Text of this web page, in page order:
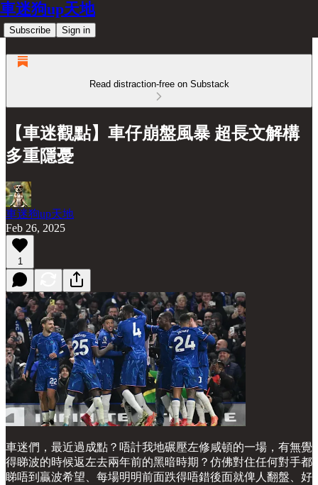
車迷狗up天地
Subscribe Sign in
Read distraction-free on Substack
【車迷觀點】車仔崩盤風暴 超長文解構
多重隱憂
車迷狗up天地
Feb 26, 2025
1
車迷們，最近過成點？唔計我地碾壓左修咸頓的一場，有無覺
得睇波的時候返左去兩年前的黑暗時期？仿佛對住任何對手都
睇唔到贏波希望、每場明明前面跌得唔錯後面就俾人翻盤、好